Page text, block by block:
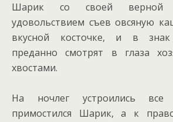
Шарик со своей верной
удовольствием съев овсяную
вкусной косточке, и в знак
преданно смотрят в глаза
хвостами.
На ночлег устроились все
примостился Шарик, а к